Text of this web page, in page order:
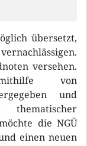
übersetzt,
versehen.
von
und
die NGÜ
einen neuen